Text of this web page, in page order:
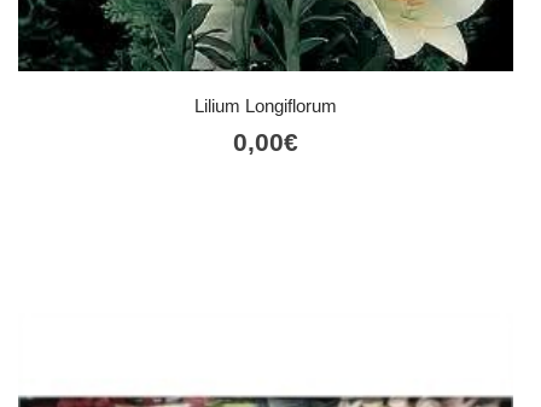
Lilium Longiflorum
0,00€